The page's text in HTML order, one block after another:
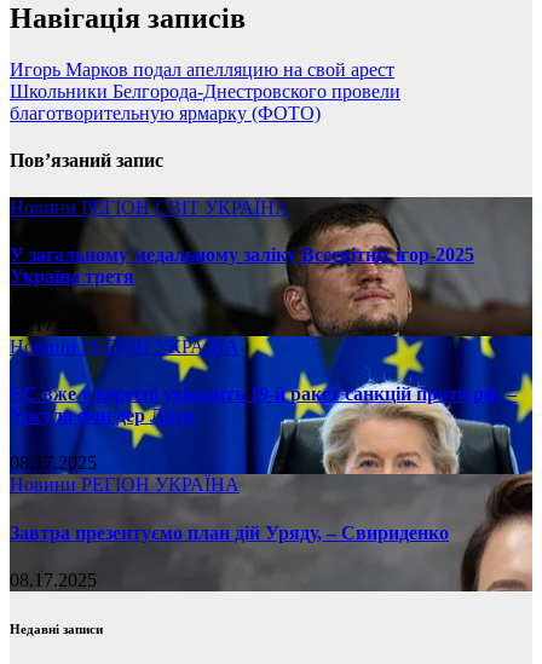
Навігація записів
Игорь Марков подал апелляцию на свой арест
Школьники Белгорода-Днестровского провели
благотворительную ярмарку (ФОТО)
Пов’язаний запис
Новини РЕГІОНСВІТ УКРАЇНА
У загальному медальному заліку Всесвітніх ігор-2025
Україна третя
08.17.2025
НовиниРЕГІОН УКРАЇНА
ЄС вже у вересні ухвалить 19-й ракет санкцій проти рф, –
Урсула фон дер Ляєн
08.17.2025
Новини РЕГІОН УКРАЇНА
Завтра презентуємо план дій Уряду, – Свириденко
08.17.2025
Недавні записи